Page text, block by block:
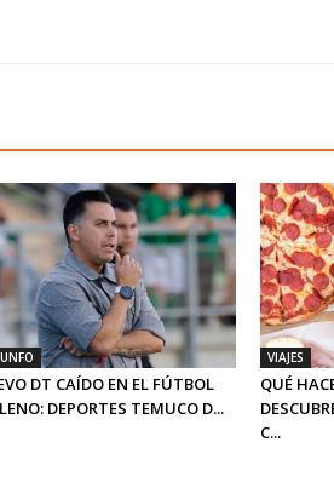
DT CAÍDO EN EL FÚTBOL
DEPORTES TEMUCO D...
VIAJES
QUÉ
C...